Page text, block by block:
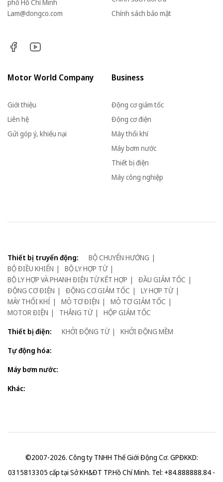
phố Hồ Chí Minh
Lam@dongco.com
Chính sách bảo mật
Motor World Company
Giới thiệu
Liên hệ
Gửi góp ý, khiếu nại
Business
Động cơ giảm tốc
Động cơ điện
Máy thổi khí
Máy bơm nước
Thiết bị điện
Máy công nghiệp
Thiết bị truyển động:
BỘ CHUYỂN HƯỚNG
BỘ ĐIỀU KHIỂN
BỘ LY HỢP TỪ
BỘ LY HỢP VÀ PHANH ĐIỆN TỪ KẾT HỢP
ĐẦU GIẢM TỐC
ĐỘNG CƠ ĐIỆN
ĐỘNG CƠ GIẢM TỐC
LY HỢP TỪ
MÁY THỔI KHÍ
MÔ TƠ ĐIỆN
MÔ TƠ GIẢM TỐC
MOTOR ĐIỆN
THẮNG TỪ
HỘP GIẢM TỐC
Thiết bị điện:
KHỞI ĐỘNG TỪ
KHỞI ĐỘNG MỀM
Tự động hóa:
Máy bơm nước:
Khác:
©2007-2026. Công ty TNHH Thế Giới Động Cơ. GPĐKKD:
0315813305 cấp tại Sở KH&ĐT TP.Hồ Chí Minh. Tel: +84.888888.84 -